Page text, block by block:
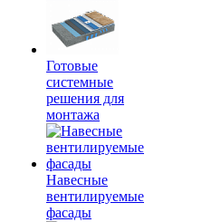
Готовые
системные
решения для
монтажа
Навесные
вентилируемые
фасады